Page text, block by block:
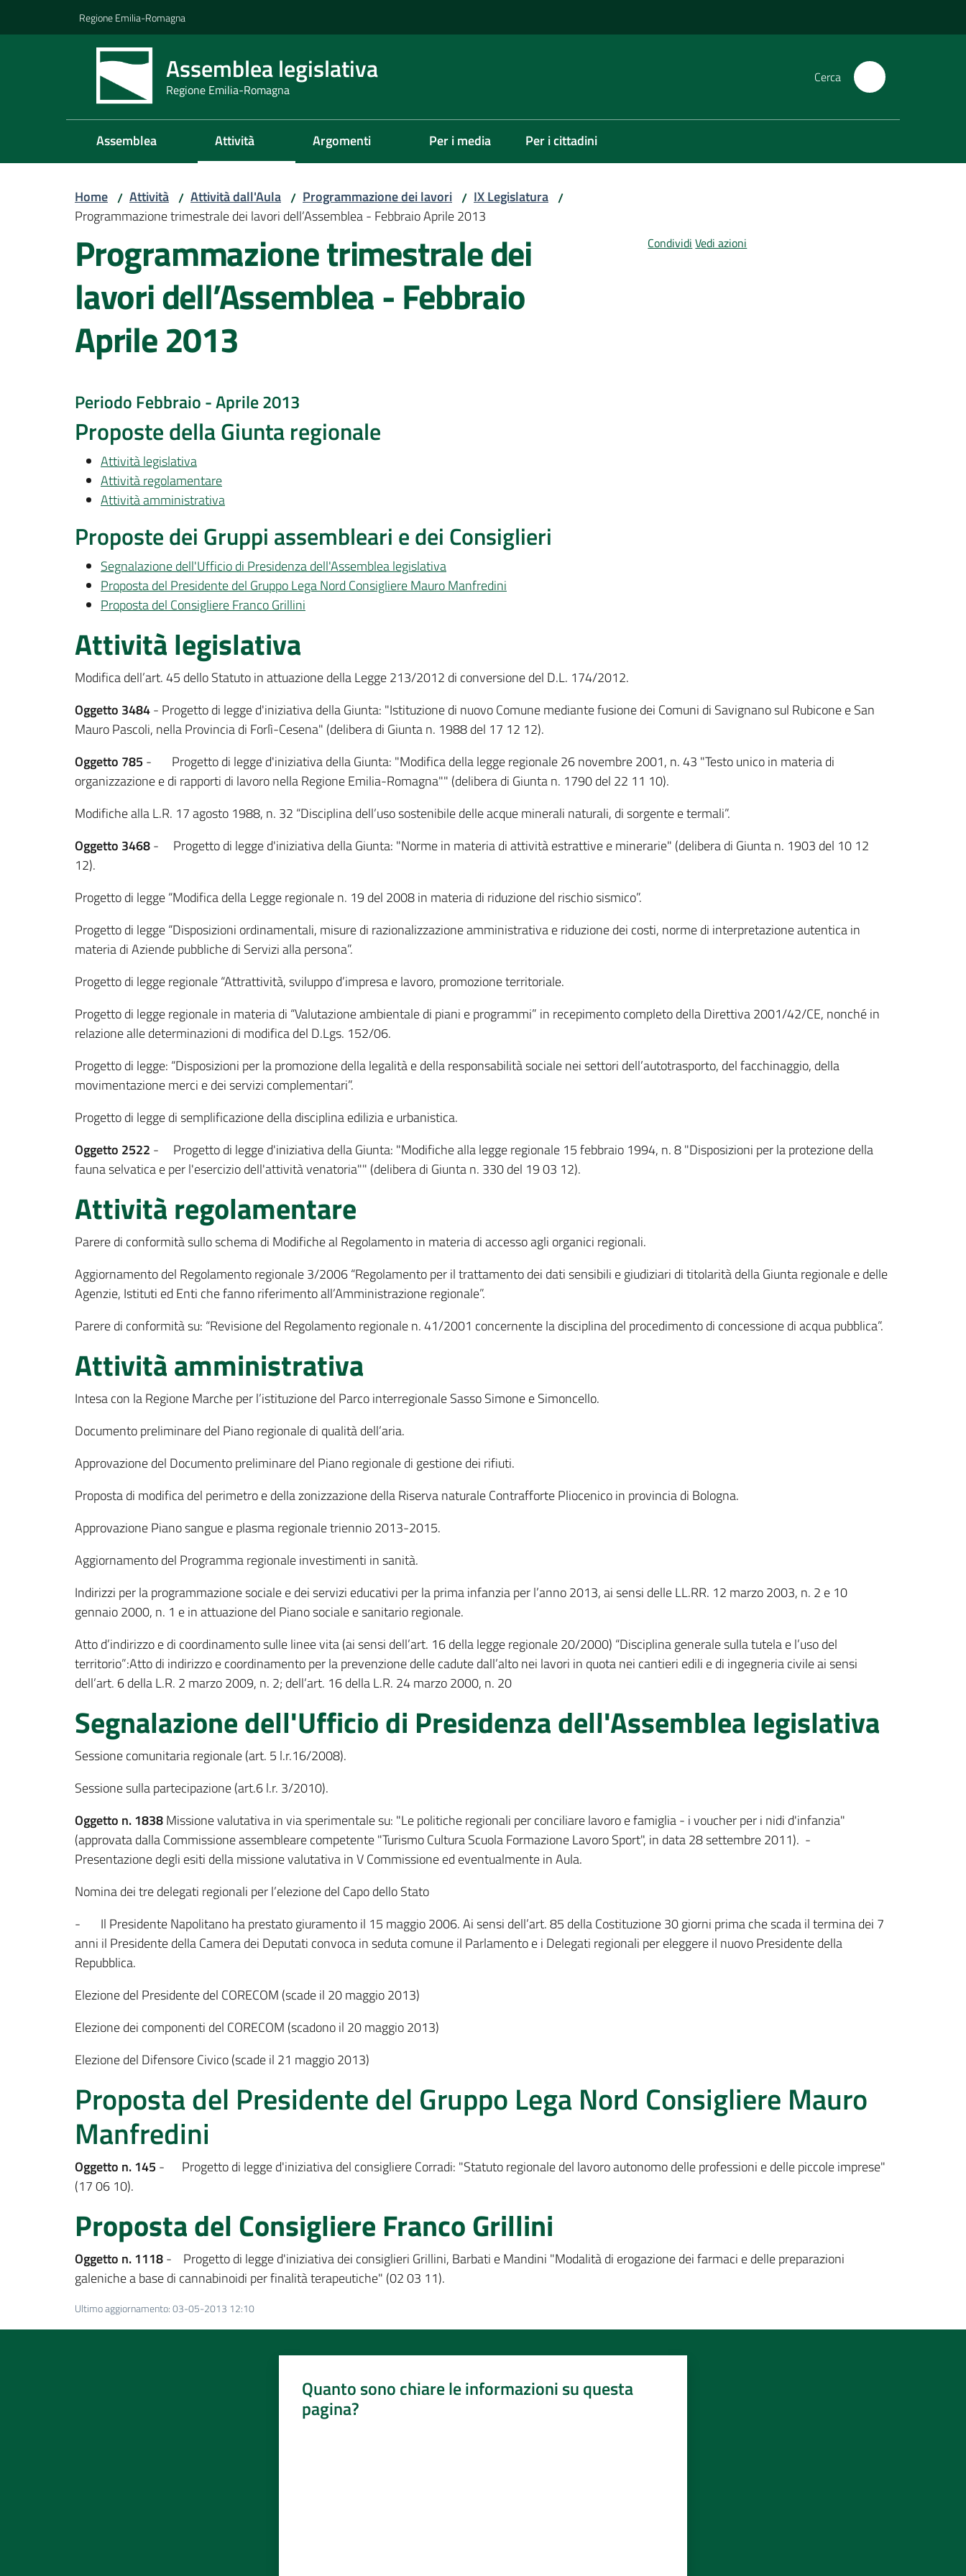
Regione Emilia-Romagna
Assemblea legislativa
Regione Emilia-Romagna
Cerca
Assemblea Attività Argomenti Per i media Per i cittadini
Home / Attività / Attività dall'Aula / Programmazione dei lavori / IX Legislatura /
Programmazione trimestrale dei lavori dell’Assemblea - Febbraio Aprile 2013
Programmazione trimestrale dei
lavori dell’Assemblea - Febbraio
Aprile 2013
Condividi Vedi azioni
Periodo Febbraio - Aprile 2013
Proposte della Giunta regionale
Attività legislativa
Attività regolamentare
Attività amministrativa
Proposte dei Gruppi assembleari e dei Consiglieri
Segnalazione dell'Ufficio di Presidenza dell'Assemblea legislativa
Proposta del Presidente del Gruppo Lega Nord Consigliere Mauro Manfredini
Proposta del Consigliere Franco Grillini
Attività legislativa
Modifica dell’art. 45 dello Statuto in attuazione della Legge 213/2012 di conversione del D.L. 174/2012.
Oggetto 3484- Progetto di legge d'iniziativa della Giunta: "Istituzione di nuovo Comune mediante fusione dei Comuni di Savignano sul Rubicone e San
Mauro Pascoli, nella Provincia di Forlì-Cesena" (delibera di Giunta n. 1988 del 17 12 12).
Oggetto 785 - Progetto di legge d'iniziativa della Giunta: "Modifica della legge regionale 26 novembre 2001, n. 43 "Testo unico in materia di
organizzazione e di rapporti di lavoro nella Regione Emilia-Romagna"" (delibera di Giunta n. 1790 del 22 11 10).
Modifiche alla L.R. 17 agosto 1988, n. 32 “Disciplina dell’uso sostenibile delle acque minerali naturali, di sorgente e termali”.
Oggetto 3468- Progetto di legge d'iniziativa della Giunta: "Norme in materia di attività estrattive e minerarie" (delibera di Giunta n. 1903 del 10 12
12).
Progetto di legge “Modifica della Legge regionale n. 19 del 2008 in materia di riduzione del rischio sismico”.
Progetto di legge “Disposizioni ordinamentali, misure di razionalizzazione amministrativa e riduzione dei costi, norme di interpretazione autentica in
materia di Aziende pubbliche di Servizi alla persona”.
Progetto di legge regionale “Attrattività, sviluppo d’impresa e lavoro, promozione territoriale.
Progetto di legge regionale in materia di “Valutazione ambientale di piani e programmi” in recepimento completo della Direttiva 2001/42/CE, nonché in
relazione alle determinazioni di modifica del D.Lgs. 152/06.
Progetto di legge: “Disposizioni per la promozione della legalità e della responsabilità sociale nei settori dell’autotrasporto, del facchinaggio, della
movimentazione merci e dei servizi complementari”.
Progetto di legge di semplificazione della disciplina edilizia e urbanistica.
Oggetto 2522 - Progetto di legge d'iniziativa della Giunta: "Modifiche alla legge regionale 15 febbraio 1994, n. 8 "Disposizioni per la protezione della
fauna selvatica e per l'esercizio dell'attività venatoria"" (delibera di Giunta n. 330 del 19 03 12).
Attività regolamentare
Parere di conformità sullo schema di Modifiche al Regolamento in materia di accesso agli organici regionali.
Aggiornamento del Regolamento regionale 3/2006 “Regolamento per il trattamento dei dati sensibili e giudiziari di titolarità della Giunta regionale e delle
Agenzie, Istituti ed Enti che fanno riferimento all’Amministrazione regionale”.
Parere di conformità su: “Revisione del Regolamento regionale n. 41/2001 concernente la disciplina del procedimento di concessione di acqua pubblica”.
Attività amministrativa
Intesa con la Regione Marche per l’istituzione del Parco interregionale Sasso Simone e Simoncello.
Documento preliminare del Piano regionale di qualità dell’aria.
Approvazione del Documento preliminare del Piano regionale di gestione dei rifiuti.
Proposta di modifica del perimetro e della zonizzazione della Riserva naturale Contrafforte Pliocenico in provincia di Bologna.
Approvazione Piano sangue e plasma regionale triennio 2013-2015.
Aggiornamento del Programma regionale investimenti in sanità.
Indirizzi per la programmazione sociale e dei servizi educativi per la prima infanzia per l’anno 2013, ai sensi delle LL.RR. 12 marzo 2003, n. 2 e 10
gennaio 2000, n. 1 e in attuazione del Piano sociale e sanitario regionale.
Atto d’indirizzo e di coordinamento sulle linee vita (ai sensi dell’art. 16 della legge regionale 20/2000) “Disciplina generale sulla tutela e l’uso del
territorio”:Atto di indirizzo e coordinamento per la prevenzione delle cadute dall’alto nei lavori in quota nei cantieri edili e di ingegneria civile ai sensi
dell’art. 6 della L.R. 2 marzo 2009, n. 2; dell’art. 16 della L.R. 24 marzo 2000, n. 20
Segnalazione dell'Ufficio di Presidenza dell'Assemblea legislativa
Sessione comunitaria regionale (art. 5 l.r.16/2008).
Sessione sulla partecipazione (art.6 l.r. 3/2010).
Oggetto n. 1838Missione valutativa in via sperimentale su: "Le politiche regionali per conciliare lavoro e famiglia - i voucher per i nidi d'infanzia"
(approvata dalla Commissione assembleare competente "Turismo Cultura Scuola Formazione Lavoro Sport", in data 28 settembre 2011). -
Presentazione degli esiti della missione valutativa in V Commissione ed eventualmente in Aula.
Nomina dei tre delegati regionali per l’elezione del Capo dello Stato
- Il Presidente Napolitano ha prestato giuramento il 15 maggio 2006. Ai sensi dell’art. 85 della Costituzione 30 giorni prima che scada il termina dei 7
anni il Presidente della Camera dei Deputati convoca in seduta comune il Parlamento e i Delegati regionali per eleggere il nuovo Presidente della
Repubblica.
Elezione del Presidente del CORECOM (scade il 20 maggio 2013)
Elezione dei componenti del CORECOM (scadono il 20 maggio 2013)
Elezione del Difensore Civico (scade il 21 maggio 2013)
Proposta del Presidente del Gruppo Lega Nord Consigliere Mauro
Manfredini
Oggetto n. 145 - Progetto di legge d'iniziativa del consigliere Corradi: "Statuto regionale del lavoro autonomo delle professioni e delle piccole imprese"
(17 06 10).
Proposta del Consigliere Franco Grillini
Oggetto n. 1118- Progetto di legge d'iniziativa dei consiglieri Grillini, Barbati e Mandini "Modalità di erogazione dei farmaci e delle preparazioni
galeniche a base di cannabinoidi per finalità terapeutiche" (02 03 11).
Ultimo aggiornamento:03-05-2013 12:10
Quanto sono chiare le informazioni su questa
pagina?